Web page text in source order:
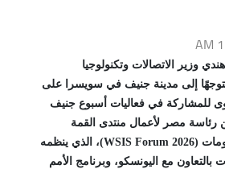
وزير الاتصالات وتكنولوجيا
متوجهًا إلى مدينة جنيف في سويسرا على
للمشاركة في فعاليات أسبوع جنيف
رئاسة مصر لأعمال منتدى القمة
العالمية لمجتمع المعلومات (WSIS Forum 2026)، الذي ينظمه
بالتعاون مع اليونسكو، وبرنامج الأمم